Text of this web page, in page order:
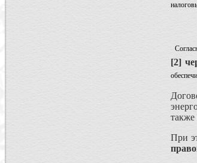
[2]
также
При